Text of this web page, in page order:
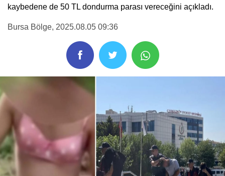
kaybedene de 50 TL dondurma parası vereceğini açıkladı.
Bursa Bölge, 2025.08.05 09:36